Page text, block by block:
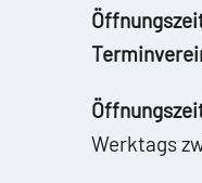
Werktags